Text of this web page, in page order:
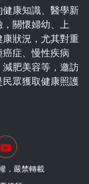
康知識、醫學新
關懷婦幼、上
狀況，尤其對重
症、慢性疾病
肥美容等，邀訪
眾獲取健康照護
，嚴禁轉載